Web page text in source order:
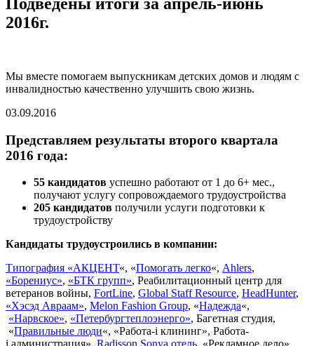
2016г.
Мы вместе помогаем выпускникам детских домов и людям с
инвалидностью качественно улучшить свою жизнь.
03.09.2016
Представляем результаты второго квартала
2016 года:
55 кандидатов успешно работают от 1 до 6+ мес.,
получают услугу сопровождаемого трудоустройства
205 кандидатов получили услуги подготовки к
трудоустройству
Кандидаты трудоустроились в компании:
Типография «АКЦЕНТ«, «Помогать легко«, Ahlers,
«Борениус», «БТК групп», Реабилитационный центр для
ветеранов войны, FortLine, Global Staff Resource, HeadHunter,
«Хэсэд Авраам», Melon Fashion Group, «Надежда«,
«Нарвское», «Петербургтеплоэнерго», Багетная студия,
«Правильные люди«, «Работа-i клининг», Работа-